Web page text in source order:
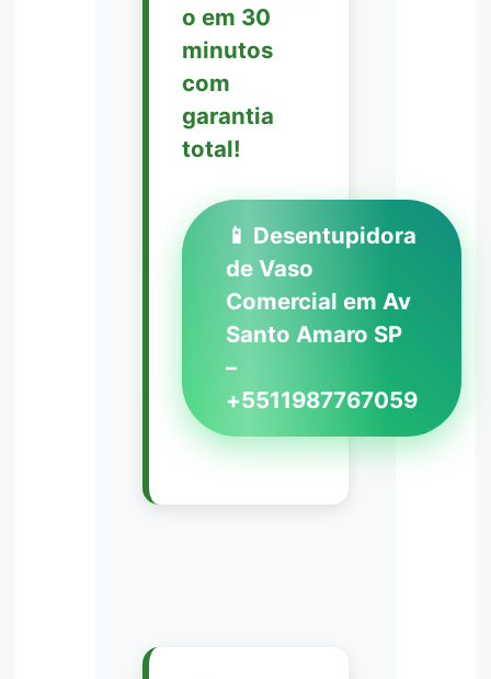
o em 30
minutos
com
garantia
total!
📱 Desentupidora
de Vaso
Comercial em Av
Santo Amaro SP
–
+5511987767059